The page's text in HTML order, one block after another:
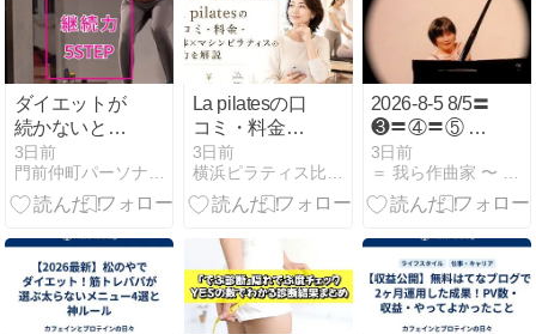
ダイエットが
続かないとい
うあなたへ。
続けられる5
つのステップ
3日前
門前仲町パーソナルジムHarmony Body
La pilatesの口
コミ・料金・
整体×マシン
ピラティスの
魅力を解説
3日前
横浜ピラティス比較ナビ
2026-8-5 8/5〓
❸〓︎④〓︎⑤ 桑
原洋明「道行
蝶吹雪」ピア
ノパート
3日前
＝ 我ら作曲家 〜 こんな日常が紡ぐ 非日常の世界 ＝